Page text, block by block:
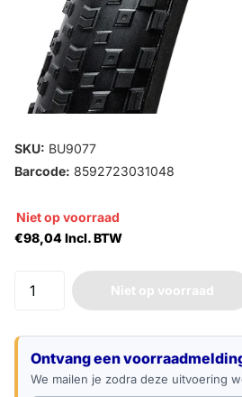
SKU: BU9077
Barcode: 8592723031048
Niet op voorraad
€98,04 Incl. BTW
Niet op voorraad
Ontvang een
We mailen je zodra deze uitvoering
E-mailadres